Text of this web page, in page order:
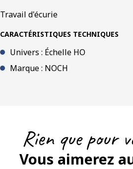
Travail d'écurie
CARACTÉRISTIQUES TECHNIQUES
Univers : Échelle HO
Marque : NOCH
Rien que pour
Vous aimerez